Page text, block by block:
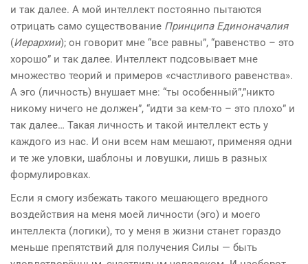
и так далее. А мой интеллект постоянно пытаются
отрицать само существование Принципа Единоначалия
(Иерархии); он говорит мне “все равны”, “равенство – это
хорошо” и так далее. Интеллект подсовывает мне
множество теорий и примеров «счастливого равенства».
А эго (личность) внушает мне: “ты особенный”,”никто
никому ничего не должен”, “идти за кем-то – это плохо” и
так далее… Такая личность и такой интеллект есть у
каждого из нас. И они всем нам мешают, применяя одни
и те же уловки, шаблоны и ловушки, лишь в разных
формулировках.
Если я смогу избежать такого мешающего вредного
воздействия на меня моей личности (эго) и моего
интеллекта (логики), то у меня в жизни станет гораздо
меньше препятствий для получения Силы — быть